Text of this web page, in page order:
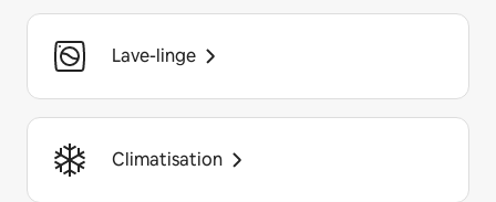
Lave-linge
Climatisation